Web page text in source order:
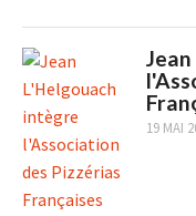
19 MAI